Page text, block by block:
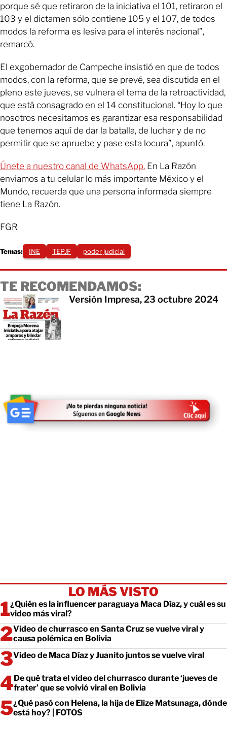
porque sé que retiraron de la iniciativa el 101, retiraron el
103 y el dictamen sólo contiene 105 y el 107, de todos
modos la reforma es lesiva para el interés nacional”,
remarcó.
El exgobernador de Campeche insistió en que de todos
modos, con la reforma, que se prevé, sea discutida en el
pleno este jueves, se vulnera el tema de la retroactividad,
que está consagrado en el 14 constitucional. “Hoy lo que
nosotros necesitamos es garantizar esa responsabilidad
que tenemos aquí de dar la batalla, de luchar y de no
permitir que se apruebe y pase esta locura”, apuntó.
Únete a nuestro canal de WhatsApp. En La Razón
enviamos a tu celular lo más importante México y el
Mundo, recuerda que una persona informada siempre
tiene La Razón.
FGR
Temas: INE TEPJF poder judicial
TE RECOMENDAMOS:
Versión Impresa, 23 octubre 2024
LO MÁS VISTO
¿Quién es la influencer paraguaya Maca Díaz, y cuál es su
video más viral?
Video de churrasco en Santa Cruz se vuelve viral y
causa polémica en Bolivia
Video de Maca Díaz y Juanito juntos se vuelve viral
De qué trata el video del churrasco durante ‘jueves de
frater’ que se volvió viral en Bolivia
¿Qué pasó con Helena, la hija de Elize Matsunaga, dónde
está hoy? | FOTOS